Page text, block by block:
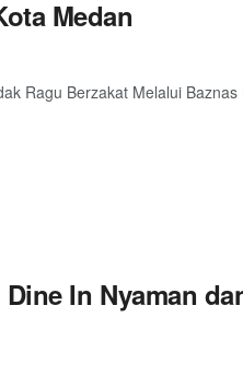
Medan
Ragu Berzakat Melalui Baznas
In Nyaman